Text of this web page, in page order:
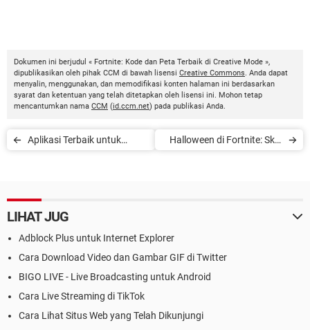
Dokumen ini berjudul « Fortnite: Kode dan Peta Terbaik di Creative Mode »,
dipublikasikan oleh pihak CCM di bawah lisensi Creative Commons. Anda dapat
menyalin, menggunakan, dan memodifikasi konten halaman ini berdasarkan
syarat dan ketentuan yang telah ditetapkan oleh lisensi ini. Mohon tetap
mencantumkan nama CCM (id.ccm.net) pada publikasi Anda.
Aplikasi Terbaik untuk
Halloween di Fortnite: Skin
LIHAT JUG
Adblock Plus untuk Internet Explorer
Cara Download Video dan Gambar GIF di Twitter
BIGO LIVE - Live Broadcasting untuk Android
Cara Live Streaming di TikTok
Cara Lihat Situs Web yang Telah Dikunjungi